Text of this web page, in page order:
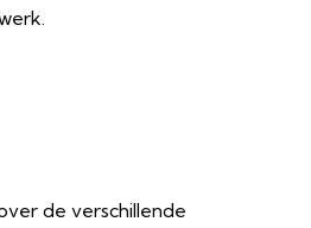
de verschillende